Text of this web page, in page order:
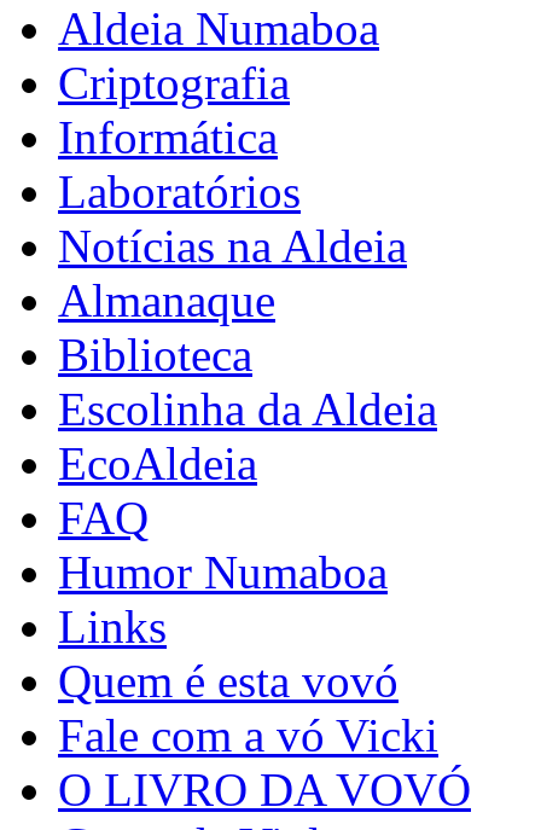
Aldeia Numaboa
Criptografia
Informática
Laboratórios
Notícias na Aldeia
Almanaque
Biblioteca
Escolinha da Aldeia
EcoAldeia
FAQ
Humor Numaboa
Links
Quem é esta vovó
Fale com a vó Vicki
O LIVRO DA VOVÓ